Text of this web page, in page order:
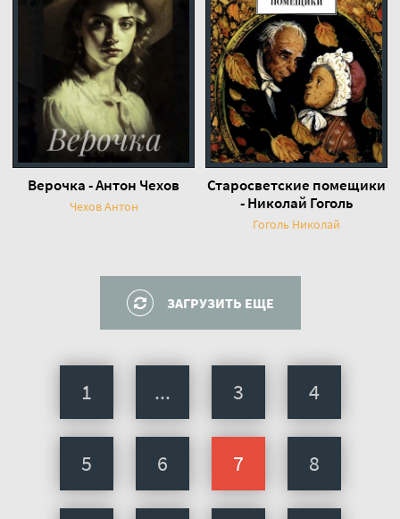
Верочка - Антон Чехов
Чехов Антон
Старосветские помещики
- Николай Гоголь
Гоголь Николай
ЗАГРУЗИТЬ ЕЩЕ
1 ... 3 4
5 6 7 8